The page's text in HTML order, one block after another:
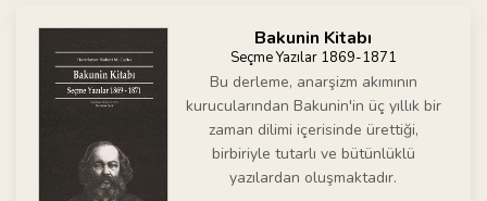
Bakunin Kitabı
Seçme Yazılar 1869-1871
Bu derleme, anarşizm akımının
kurucularından Bakunin'in üç yıllık bir
zaman dilimi içerisinde ürettiği,
birbiriyle tutarlı ve bütünlüklü
yazılardan oluşmaktadır.